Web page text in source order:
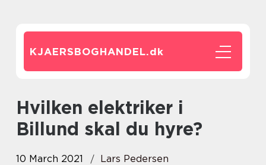
KJAERSBOGHANDEL.dk
Hvilken elektriker i
Billund skal du hyre?
10 March 2021
Lars Pedersen